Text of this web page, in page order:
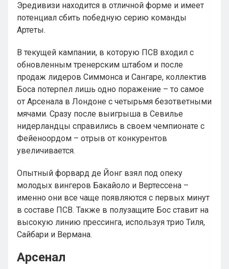
Эредивизи находится в отличной форме и имеет
потенциал сбить победную серию команды
Артеты.
В текущей кампании, в которую ПСВ входил с
обновленным тренерским штабом и после
продаж лидеров Симмонса и Сангаре, коллектив
Боса потерпел лишь одно поражение – то самое
от Арсенала в Лондоне с четырьмя безответными
мячами. Сразу после выигрыша в Севилье
нидерландцы справились в своем чемпионате с
Фейеноордом – отрыв от конкурентов
увеличивается.
Опытный форвард де Йонг взял под опеку
молодых вингеров Бакайоло и Вертессена –
именно они все чаще появляются с первых минут
в составе ПСВ. Также в полузащите Бос ставит на
высокую линию прессинга, используя трио Тиля,
Сайбари и Вермана.
Арсенал